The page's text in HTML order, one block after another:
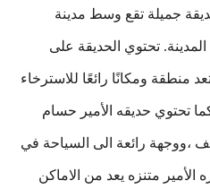
جميلة تقع وسط مدينة
المدينة. تحتوي الحديقة على
ومكانًا رائعًا للاسترخاء
تحتوي حديقه الأمير حسام
،ووجهة رائعة الى السياحة في
الأمير متنزه يعد من الاماكن